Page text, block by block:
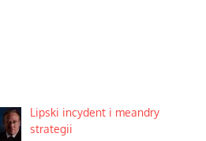
Lipski incydent i meandry
strategii